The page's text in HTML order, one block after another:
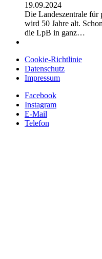
19.09.2024
Die Landeszentrale
wird 50 Jahre alt.
die LpB in ganz…
Cookie-Richtlinie
Datenschutz
Impressum
Facebook
Instagram
E-Mail
Telefon